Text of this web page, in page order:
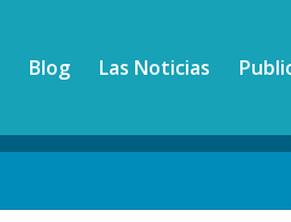
Blog Las Noticias